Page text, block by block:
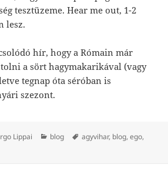
tesztüzeme. Hear me out, 1-2
lesz.
hír, hogy a Rómain már
a sört hagymakarikával (vagy
tegnap óta séróban is
szezont.
Lippai Kategória
blog Címke
agyvihar, blog,ego,